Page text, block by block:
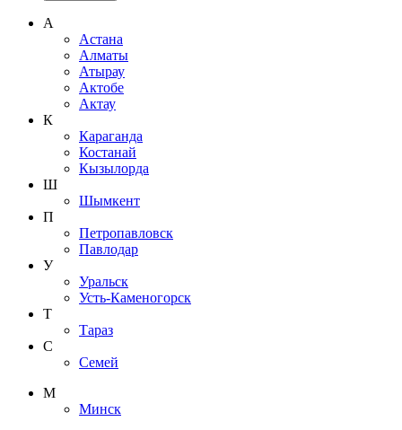
А
Астана
Алматы
Атырау
Актобе
Актау
К
Караганда
Костанай
Кызылорда
Ш
Шымкент
П
Петропавловск
Павлодар
У
Уральск
Усть-Каменогорск
Т
Тараз
С
Семей
М
Минск